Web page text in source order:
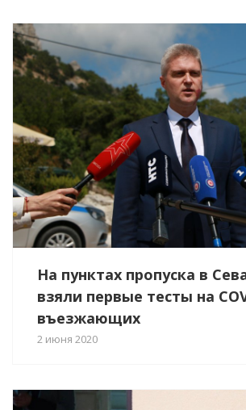
На пунктах пропуска в
взяли первые тесты на
въезжающих
2 июня 2020